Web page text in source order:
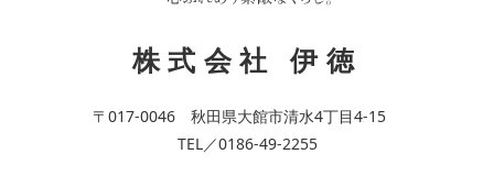
株式会社 伊徳
〒017-0046 秋田県大館市清水4丁目4-15
TEL／0186-49-2255